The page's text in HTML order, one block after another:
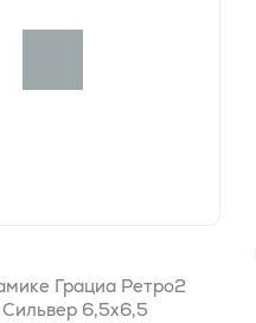
Грациа Ретро2
6,5x6,5